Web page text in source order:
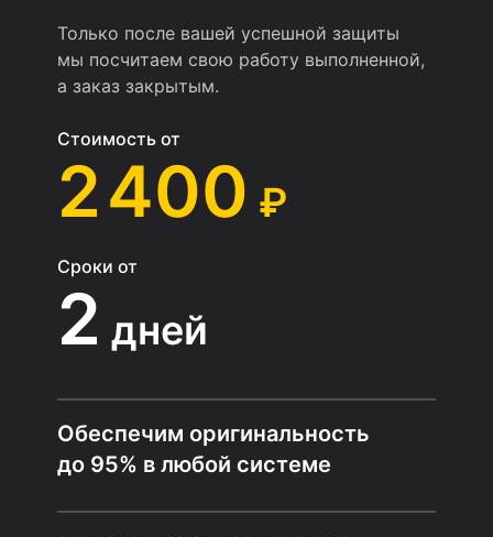
Только после вашей успешной защиты
мы посчитаем свою работу выполненной,
а заказ закрытым.
Стоимость от
2 400 ₽
Сроки от
2 дней
Обеспечим оригинальность
до 95% в любой системе